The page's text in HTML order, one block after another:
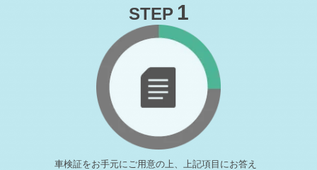
真狩村M様 スズキ ソリオ査定・買取 ご成約誠にありがと
千歳市S様 トヨタ タンク査定・買取 ご成約誠にありがと
うございました …
登別市A様 スバル BRZ査定・買取 ご成約誠にありがとう
毎週木曜日は定休日となります。
STEP 1
車検証をお手元にご用意の上、上記項目にお答え